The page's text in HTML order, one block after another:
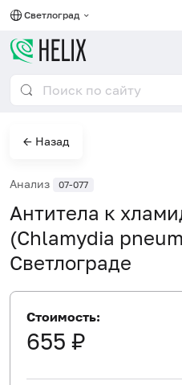
Светлоград
← Назад
Анализ 07-077
Антитела к
(Chlamydia
Светлограде
Стоимость:
655 ₽